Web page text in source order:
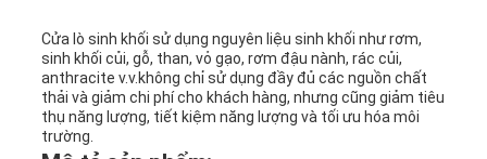
TIN
TỨC
Cửa lò sinh khối sử dụng nguyên liệu sinh khối như rơm,
sinh khối củi, gỗ, than, vỏ gạo, rơm đậu nành, rác củi,
anthracite v.v.không chỉ sử dụng đầy đủ các nguồn chất
thải và giảm chi phí cho khách hàng, nhưng cũng giảm tiêu
thụ năng lượng, tiết kiệm năng lượng và tối ưu hóa môi
trường.